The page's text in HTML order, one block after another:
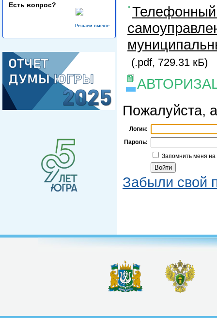
Есть вопрос?
Решаем вместе
Телефонный
(.pdf, 729.31 кБ)
Пожалуйста,
Логин:
Пароль:
Запомнить меня
Забыли свой